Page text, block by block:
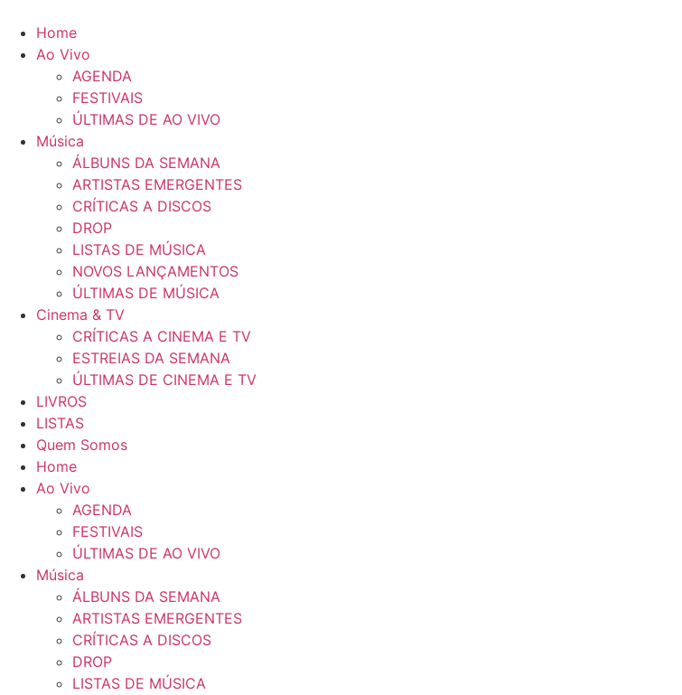
para
conteúdo
Home
Ao Vivo
AGENDA
FESTIVAIS
ÚLTIMAS DE AO VIVO
Música
ÁLBUNS DA SEMANA
ARTISTAS EMERGENTES
CRÍTICAS A DISCOS
DROP
LISTAS DE MÚSICA
NOVOS LANÇAMENTOS
ÚLTIMAS DE MÚSICA
Cinema & TV
CRÍTICAS A CINEMA E TV
ESTREIAS DA SEMANA
ÚLTIMAS DE CINEMA E TV
LIVROS
LISTAS
Quem Somos
Home
Ao Vivo
AGENDA
FESTIVAIS
ÚLTIMAS DE AO VIVO
Música
ÁLBUNS DA SEMANA
ARTISTAS EMERGENTES
CRÍTICAS A DISCOS
DROP
LISTAS DE MÚSICA